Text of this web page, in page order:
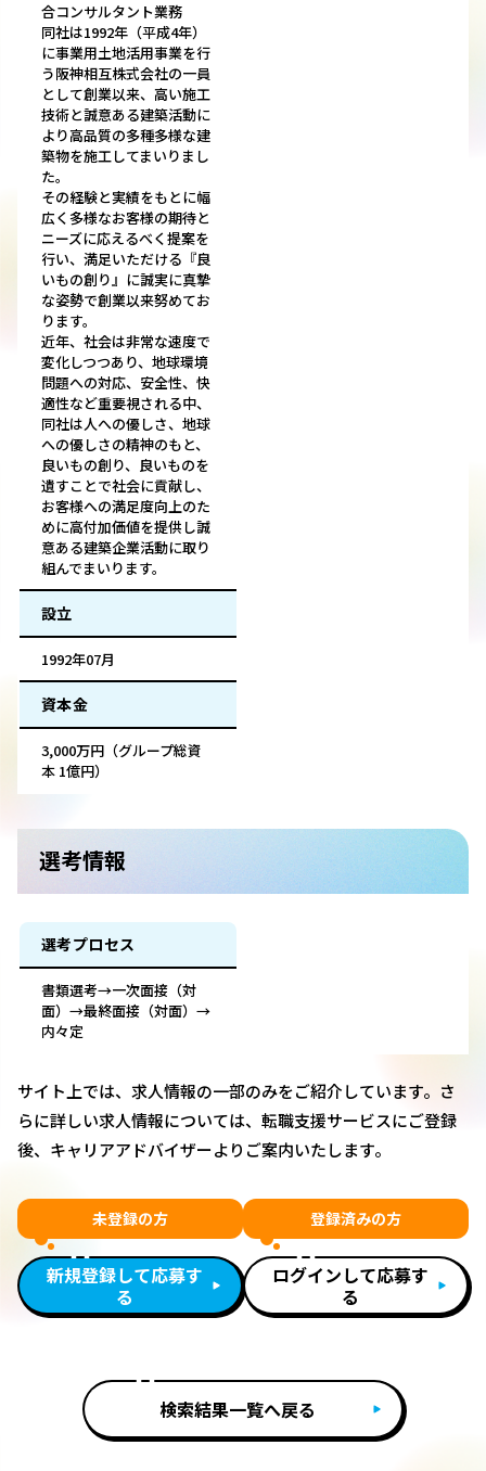
合コンサルタント業務
同社は1992年（平成4年）
に事業用土地活用事業を行
う阪神相互株式会社の一員
として創業以来、高い施工
技術と誠意ある建築活動に
より高品質の多種多様な建
築物を施工してまいりまし
た。
その経験と実績をもとに幅
広く多様なお客様の期待と
ニーズに応えるべく提案を
行い、満足いただける『良
いもの創り』に誠実に真摯
な姿勢で創業以来努めてお
ります。
近年、社会は非常な速度で
変化しつつあり、地球環境
問題への対応、安全性、快
適性など重要視される中、
同社は人への優しさ、地球
への優しさの精神のもと、
良いもの創り、良いものを
遺すことで社会に貢献し、
お客様への満足度向上のた
めに高付加価値を提供し誠
意ある建築企業活動に取り
組んでまいります。
設立
1992年07月
資本金
3,000万円（グループ総資
本 1億円）
選考情報
選考プロセス
書類選考→一次面接（対
面）→最終面接（対面）→
内々定
サイト上では、求人情報の一部のみをご紹介しています。さ
らに詳しい求人情報については、転職支援サービスにご登録
後、キャリアアドバイザーよりご案内いたします。
未登録の方
新規登録して応募す
る
登録済みの方
ログインして応募す
る
検索結果一覧へ戻る